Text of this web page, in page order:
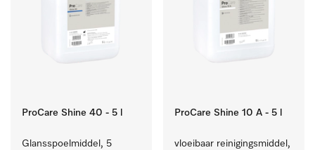
ProCare Shine 40 - 5 l
Glansspoelmiddel, 5
ProCare Shine 10 A - 5 l
vloeibaar reinigingsmiddel,